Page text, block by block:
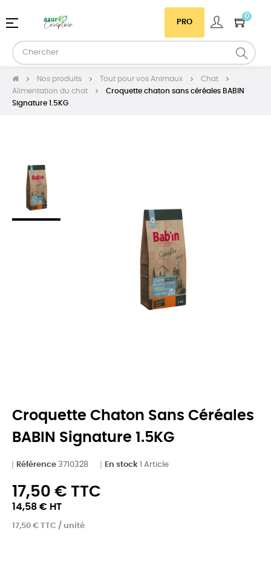
PRO
0
Basculer
navigation
☰
Nos produits Tout pour vos Animaux
Chat
Alimentation du chat
Croquette chaton sans céréales BABIN
Signature 1.5KG
Croquette Chaton Sans Céréales
BABIN Signature 1.5KG
Référence 3710328 En stock 1 Article
17,50 € TTC
14,58 € HT
17,50 € TTC / unité